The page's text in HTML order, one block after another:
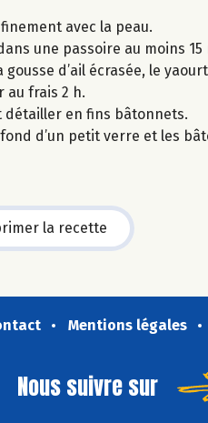
avec la peau.
une passoire au moins 15
d’ail écrasée, le
au frais 2 h.
détailler en fins bâtonnets.
d’un petit verre et les
la recette
Mentions légales
Nous suivre sur